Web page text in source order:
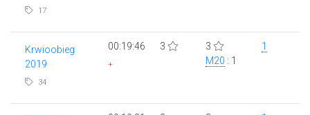
17
Krwioobieg
2019
34
00:19:46
+
3
3
M20 : 1
1